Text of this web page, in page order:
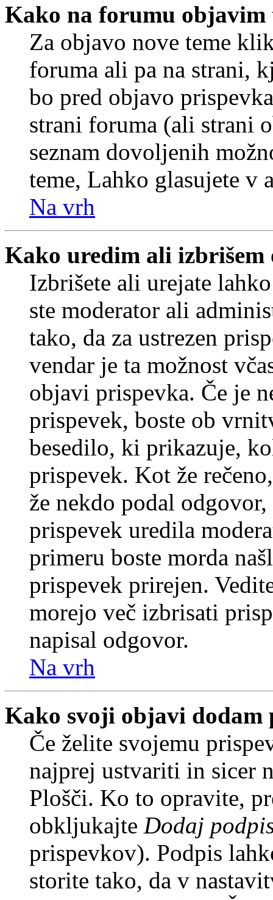
Kako na forumu objavim
Za objavo nove teme
foruma ali pa na strani,
bo pred objavo
strani foruma (ali strani
seznam dovoljenih
teme, Lahko glasujete v
Na vrh
Kako uredim ali izbrišem
Izbrišete ali urejate
ste moderator ali
tako, da za ustrezen
vendar je ta možnost
objavi prispevka. Če je
prispevek, boste ob
besedilo, ki prikazuje,
prispevek. Kot že
že nekdo podal
prispevek uredila
primeru boste morda
prispevek prirejen.
morejo več izbrisati
napisal odgovor.
Na vrh
Kako svoji objavi dodam
Če želite svojemu
najprej ustvariti in sicer
Plošči. Ko to opravite,
obkljukajte Dodaj
prispevkov). Podpis
storite tako, da v